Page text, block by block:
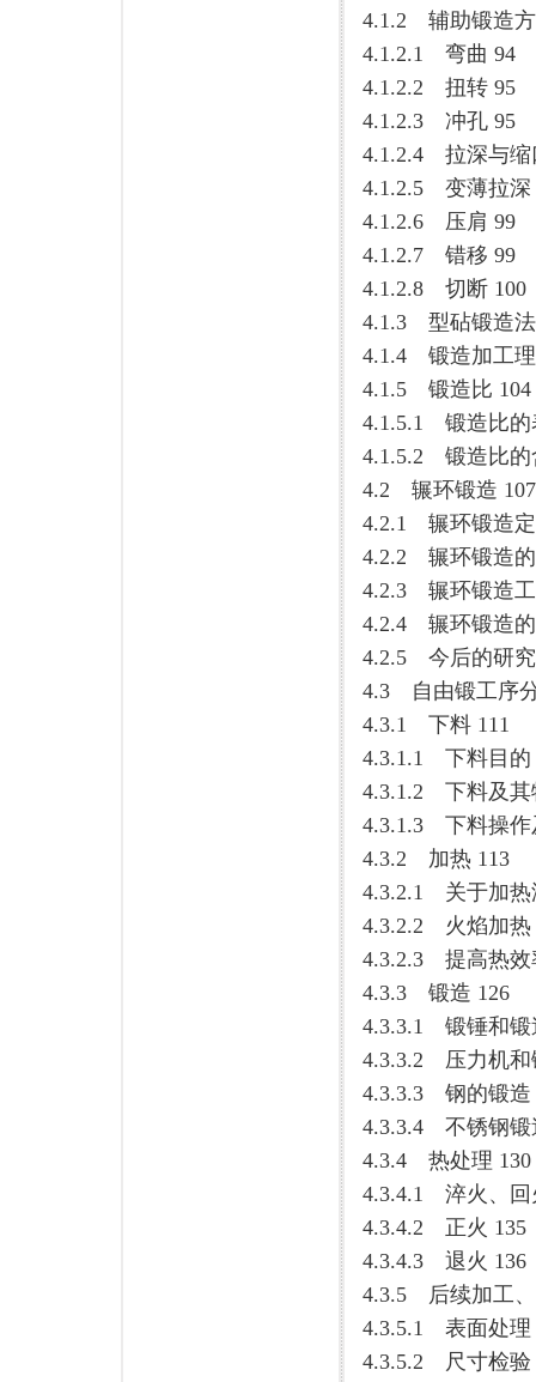
4.1.2 辅助锻造
4.1.2.1 弯曲 94
4.1.2.2 扭转 95
4.1.2.3 冲孔 95
4.1.2.4 拉深与缩
4.1.2.5 变薄拉深
4.1.2.6 压肩 99
4.1.2.7 错移 99
4.1.2.8 切断 100
4.1.3 型砧锻造法
4.1.4 锻造加工理
4.1.5 锻造比 104
4.1.5.1 锻造比的
4.1.5.2 锻造比的
4.2 辗环锻造 107
4.2.1 辗环锻造定
4.2.2 辗环锻造的
4.2.3 辗环锻造工
4.2.4 辗环锻造的
4.2.5 今后的研究
4.3 自由锻工序
4.3.1 下料 111
4.3.1.1 下料目的
4.3.1.2 下料及其
4.3.1.3 下料操作
4.3.2 加热 113
4.3.2.1 关于加热
4.3.2.2 火焰加热
4.3.2.3 提高热效
4.3.3 锻造 126
4.3.3.1 锻锤和锻
4.3.3.2 压力机和
4.3.3.3 钢的锻造
4.3.3.4 不锈钢锻
4.3.4 热处理 130
4.3.4.1 淬火、回
4.3.4.2 正火 135
4.3.4.3 退火 136
4.3.5 后续加工、
4.3.5.1 表面处理
4.3.5.2 尺寸检验